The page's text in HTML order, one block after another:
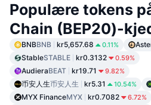
Populære tokens
Chain (BEP20)-
BNBBNB kr5,657.68 0.11%
StableSTABLE kr0.3132 0.59%
AudieraBEAT kr19.71 9.82%
币安人生币安人生 kr5.31 10.54%
MYX FinanceMYX kr0.7082 6.72%